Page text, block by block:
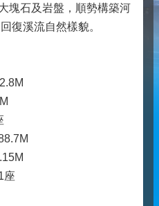
塊石及岩盤，順勢構築河
復溪流自然樣貌。